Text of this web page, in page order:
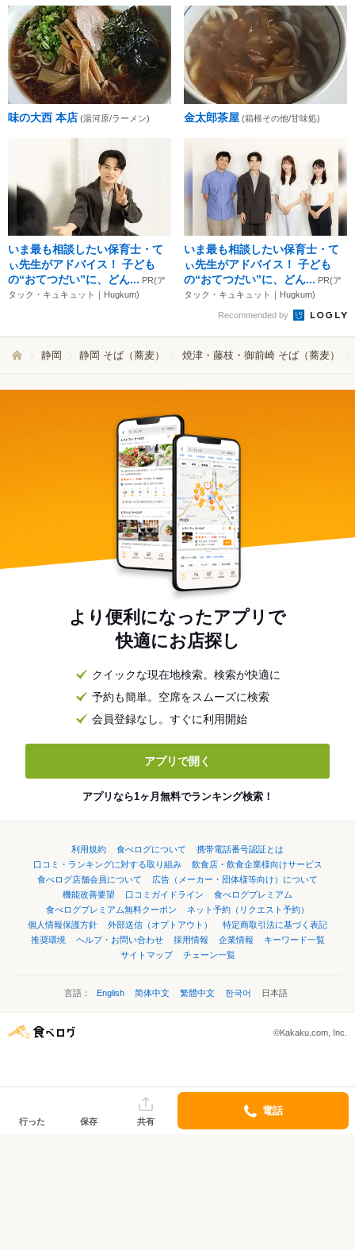
味の大西 本店 (湯河原/ラーメン) 金太郎茶屋 (箱根その他/甘味処)
いま最も相談したい保育士・て
ぃ先生がアドバイス！ 子ども
の“おてつだい”に、どん... PR(ア
タック・キュキュット｜Hugkum)
いま最も相談したい保育士・て
ぃ先生がアドバイス！ 子ども
の“おてつだい”に、どん... PR(ア
タック・キュキュット｜Hugkum)
Recommended by
静岡 静岡 そば（蕎麦） 焼津・藤枝・御前崎 そば（蕎麦）
より便利になったアプリで
快適にお店探し
クイックな現在地検索。検索が快適に
予約も簡単。空席をスムーズに検索
会員登録なし。すぐに利用開始
アプリで開く
アプリなら1ヶ月無料でランキング検索！
利用規約 食べログについて
携帯電話番号認証とは
口コミ・ランキングに対する取り組み
飲食店・飲食企業様向けサービス
食べログ店舗会員について
広告（メーカー・団体様等向け）について
機能改善要望
口コミガイドライン
食べログプレミアム
食べログプレミアム無料クーポン
ネット予約（リクエスト予約）
個人情報保護方針
外部送信（オプトアウト）
特定商取引法に基づく表記
推奨環境
ヘルプ・お問い合わせ 採用情報 企業情報
キーワード一覧
サイトマップ
チェーン一覧
言語： English 简体中文 繁體中文 한국어 日本語
©Kakaku.com, Inc.
行った 保存 共有
電話